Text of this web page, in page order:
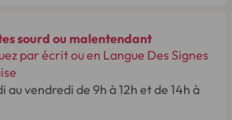
sourd ou malentendant
par écrit ou en Langue Des Signes
au vendredi de 9h à 12h et de 14h à